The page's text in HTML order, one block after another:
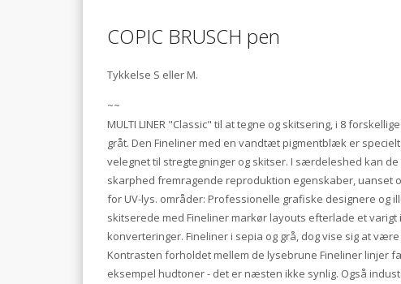
COPIC BRUSCH pen
Tykkelse S eller M.
~~
MULTI LINER "Classic" til at tegne og skitsering, i 8
gråt. Den Fineliner med en vandtæt pigmentblæk er
velegnet til stregtegninger og skitser. I særdeleshed kan
skarphed fremragende reproduktion egenskaber, uanset
for UV-lys. områder: Professionelle grafiske designere og
skitserede med Fineliner markør layouts efterlade et
konverteringer. Fineliner i sepia og grå, dog vise sig at
Kontrasten forholdet mellem de lysebrune Fineliner linjer
eksempel hudtoner - det er næsten ikke synlig. Også